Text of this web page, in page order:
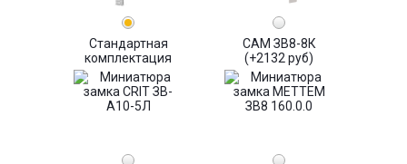
Стандартная
комплектация
САМ ЗВ8-8К
(+2132 руб)